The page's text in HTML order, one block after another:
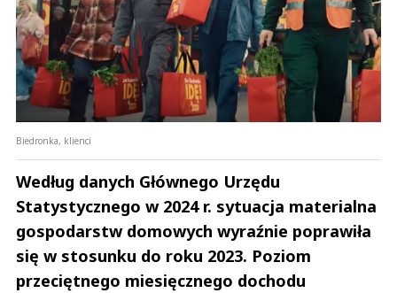
Biedronka, klienci
Według danych Głównego Urzędu
Statystycznego w 2024 r. sytuacja materialna
gospodarstw domowych wyraźnie poprawiła
się w stosunku do roku 2023. Poziom
przeciętnego miesięcznego dochodu